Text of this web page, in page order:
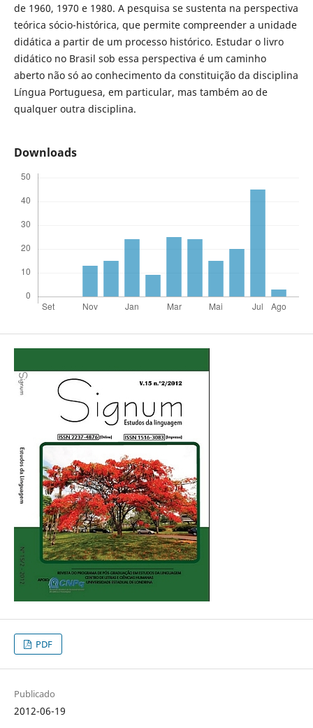
de 1960, 1970 e 1980. A pesquisa se sustenta na perspectiva
teórica sócio-histórica, que permite compreender a unidade
didática a partir de um processo histórico. Estudar o livro
didático no Brasil sob essa perspectiva é um caminho
aberto não só ao conhecimento da constituição da disciplina
Língua Portuguesa, em particular, mas também ao de
qualquer outra disciplina.
Downloads
PDF
Publicado
2012-06-19